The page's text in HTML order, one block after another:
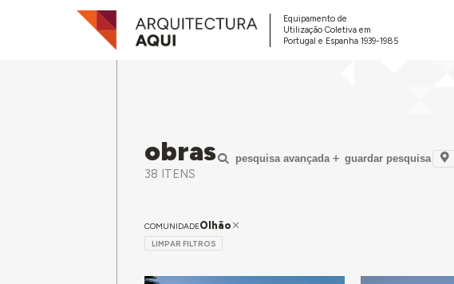
Equipamento de
Utilização Coletiva em
Portugal e Espanha 1939-1985
obras
38 ITENS
pesquisa avançada guardar pesquisa
COMUNIDADEOlhão
LIMPAR FILTROS